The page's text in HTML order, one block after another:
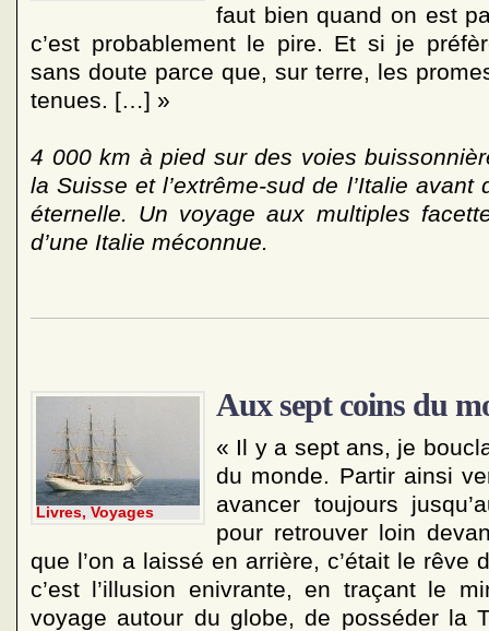
faut bien quand on est
c’est probablement le pire. Et si je
sans doute parce que, sur terre, les
tenues. […] »
4 000 km à pied sur des voies
la Suisse et l’extrême-sud de l’Italie avant
éternelle. Un voyage aux multiples
d’une Italie méconnue.
Livres, Voyages
Aux sept coins du
« Il y a sept ans, je
du monde. Partir ainsi
avancer toujours
pour retrouver loin
que l’on a laissé en arrière, c’était le rêve
c’est l’illusion enivrante, en traçant le
voyage autour du globe, de posséder la